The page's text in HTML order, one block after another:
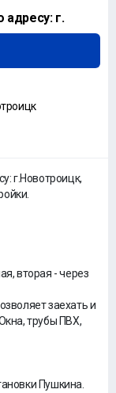
адресу: г.
г.Новотроицк,
вторая - через
заехать и
трубы ПВХ,
Пушкина.